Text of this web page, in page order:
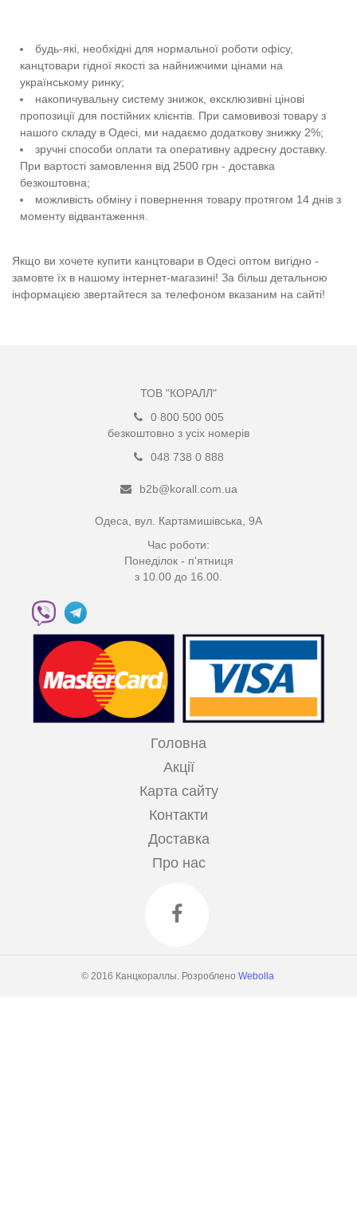
будь-які, необхідні для нормальної роботи офісу,
канцтовари гідної якості за найнижчими цінами на
українському ринку;
накопичувальну систему знижок, ексклюзивні цінові
пропозиції для постійних клієнтів. При самовивозі товару з
нашого складу в Одесі, ми надаємо додаткову знижку 2%;
зручні способи оплати та оперативну адресну доставку.
При вартості замовлення від 2500 грн - доставка
безкоштовна;
можливість обміну і повернення товару протягом 14 днів з
моменту відвантаження.
Якщо ви хочете купити канцтовари в Одесі оптом вигідно -
замовте їх в нашому інтернет-магазині! За більш детальною
інформацією звертайтеся за телефоном вказаним на сайті!
ТОВ "КОРАЛЛ"
0 800 500 005
безкоштовно з усіх номерів
048 738 0 888
b2b@korall.com.ua
Одеса, вул. Картамишівська, 9А
Час роботи:
Понеділок - п'ятниця
з 10.00 до 16.00.
Головна
Акції
Карта сайту
Контакти
Доставка
Про нас
© 2016 Канцкораллы. Розроблено Webolla